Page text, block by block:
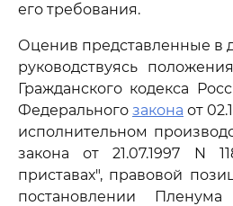
его требования.
Оценив представленные в
руководствуясь
Гражданского кодекса
Федерального закона от
исполнительном
закона от 21.07.1997 N
приставах", правовой
постановлении